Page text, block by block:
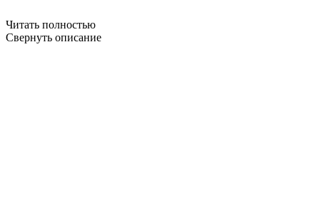
Читать полностью
Свернуть описание